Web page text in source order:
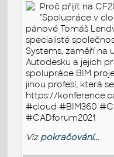
Proč přijít na
"Spolupráce v
pánové Tomáš
specialisté
Systems, zaměří na
Autodesku a jejich
spolupráce BIM
jinou profesí, která
https://
#cloud #BIM360
#CADforum2021
Viz pokračování...